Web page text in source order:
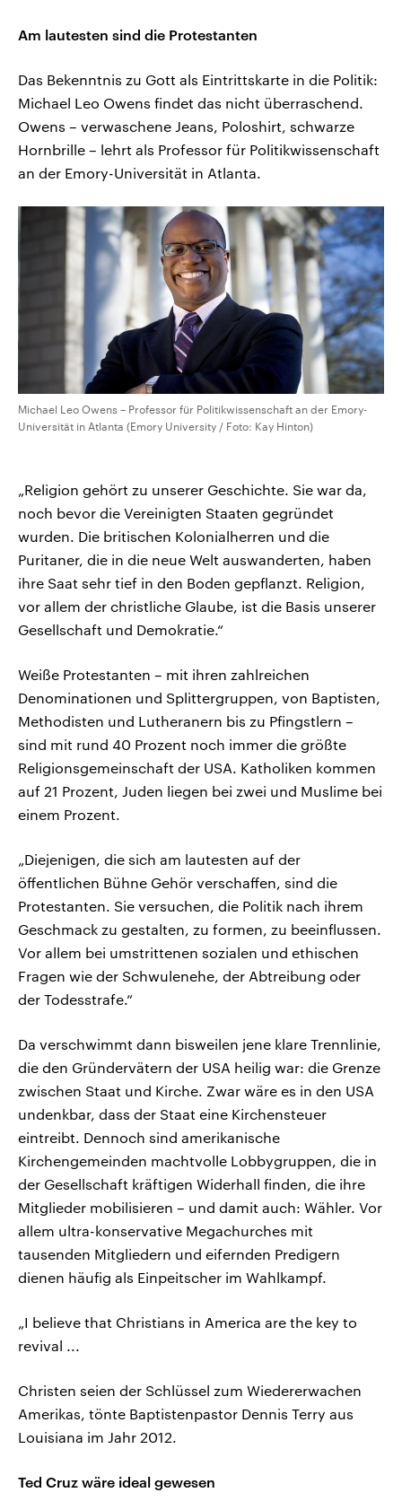
Am lautesten sind die Protestanten
Das Bekenntnis zu Gott als Eintrittskarte in die Politik:
Michael Leo Owens findet das nicht überraschend.
Owens – verwaschene Jeans, Poloshirt, schwarze
Hornbrille – lehrt als Professor für Politikwissenschaft
an der Emory-Universität in Atlanta.
Michael Leo Owens – Professor für Politikwissenschaft an der Emory-
Universität in Atlanta (Emory University / Foto: Kay Hinton)
„Religion gehört zu unserer Geschichte. Sie war da,
noch bevor die Vereinigten Staaten gegründet
wurden. Die britischen Kolonialherren und die
Puritaner, die in die neue Welt auswanderten, haben
ihre Saat sehr tief in den Boden gepflanzt. Religion,
vor allem der christliche Glaube, ist die Basis unserer
Gesellschaft und Demokratie.“
Weiße Protestanten – mit ihren zahlreichen
Denominationen und Splittergruppen, von Baptisten,
Methodisten und Lutheranern bis zu Pfingstlern –
sind mit rund 40 Prozent noch immer die größte
Religionsgemeinschaft der USA. Katholiken kommen
auf 21 Prozent, Juden liegen bei zwei und Muslime bei
einem Prozent.
„Diejenigen, die sich am lautesten auf der
öffentlichen Bühne Gehör verschaffen, sind die
Protestanten. Sie versuchen, die Politik nach ihrem
Geschmack zu gestalten, zu formen, zu beeinflussen.
Vor allem bei umstrittenen sozialen und ethischen
Fragen wie der Schwulenehe, der Abtreibung oder
der Todesstrafe.“
Da verschwimmt dann bisweilen jene klare Trennlinie,
die den Gründervätern der USA heilig war: die Grenze
zwischen Staat und Kirche. Zwar wäre es in den USA
undenkbar, dass der Staat eine Kirchensteuer
eintreibt. Dennoch sind amerikanische
Kirchengemeinden machtvolle Lobbygruppen, die in
der Gesellschaft kräftigen Widerhall finden, die ihre
Mitglieder mobilisieren – und damit auch: Wähler. Vor
allem ultra-konservative Megachurches mit
tausenden Mitgliedern und eifernden Predigern
dienen häufig als Einpeitscher im Wahlkampf.
„I believe that Christians in America are the key to
revival ...
Christen seien der Schlüssel zum Wiedererwachen
Amerikas, tönte Baptistenpastor Dennis Terry aus
Louisiana im Jahr 2012.
Ted Cruz wäre ideal gewesen